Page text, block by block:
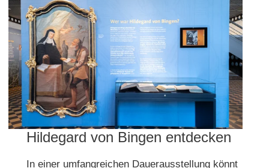
Hildegard von Bingen entdecken
In einer umfangreichen Dauerausstellung könnt